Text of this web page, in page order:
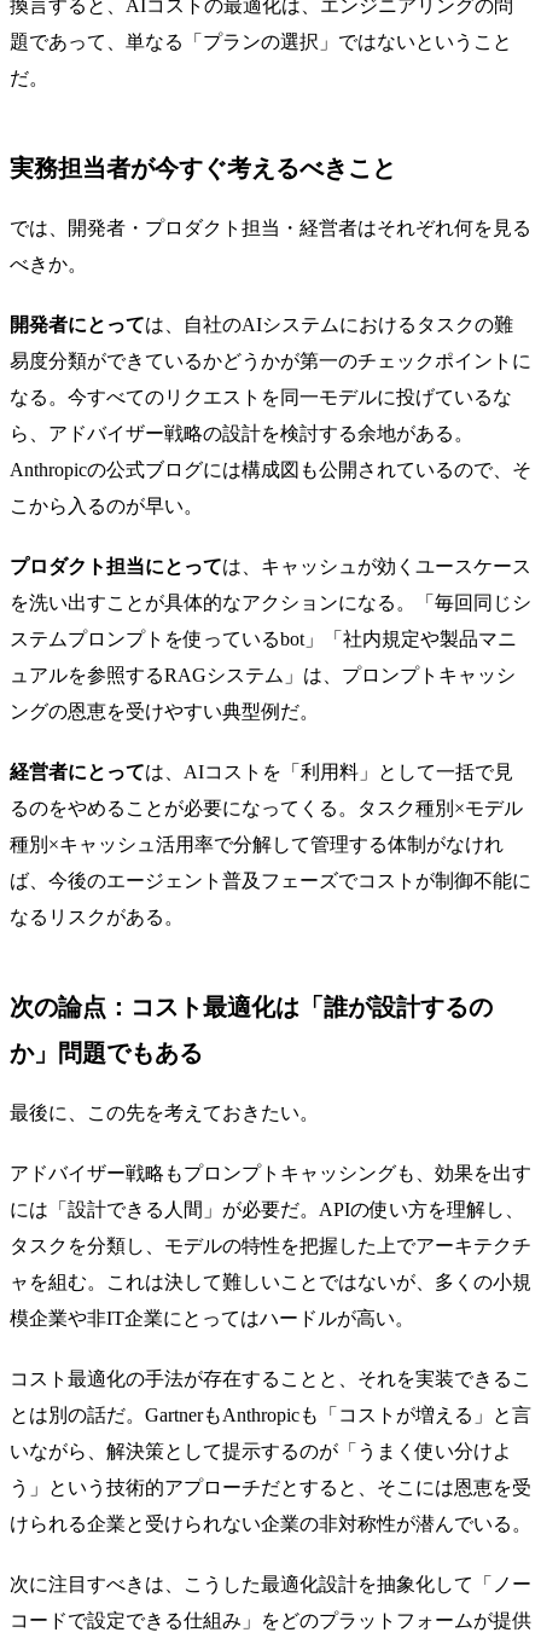
換言すると、AIコストの最適化は、エンジニアリングの問
題であって、単なる「プランの選択」ではないということ
だ。
実務担当者が今すぐ考えるべきこと
では、開発者・プロダクト担当・経営者はそれぞれ何を見る
べきか。
開発者にとっては、自社のAIシステムにおけるタスクの難
易度分類ができているかどうかが第一のチェックポイントに
なる。今すべてのリクエストを同一モデルに投げているな
ら、アドバイザー戦略の設計を検討する余地がある。
Anthropicの公式ブログには構成図も公開されているので、そ
こから入るのが早い。
プロダクト担当にとっては、キャッシュが効くユースケース
を洗い出すことが具体的なアクションになる。「毎回同じシ
ステムプロンプトを使っているbot」「社内規定や製品マニ
ュアルを参照するRAGシステム」は、プロンプトキャッシ
ングの恩恵を受けやすい典型例だ。
経営者にとっては、AIコストを「利用料」として一括で見
るのをやめることが必要になってくる。タスク種別×モデル
種別×キャッシュ活用率で分解して管理する体制がなけれ
ば、今後のエージェント普及フェーズでコストが制御不能に
なるリスクがある。
次の論点：コスト最適化は「誰が設計するの
か」問題でもある
最後に、この先を考えておきたい。
アドバイザー戦略もプロンプトキャッシングも、効果を出す
には「設計できる人間」が必要だ。APIの使い方を理解し、
タスクを分類し、モデルの特性を把握した上でアーキテクチ
ャを組む。これは決して難しいことではないが、多くの小規
模企業や非IT企業にとってはハードルが高い。
コスト最適化の手法が存在することと、それを実装できるこ
とは別の話だ。GartnerもAnthropicも「コストが増える」と言
いながら、解決策として提示するのが「うまく使い分けよ
う」という技術的アプローチだとすると、そこには恩恵を受
けられる企業と受けられない企業の非対称性が潜んでいる。
次に注目すべきは、こうした最適化設計を抽象化して「ノー
コードで設定できる仕組み」をどのプラットフォームが提供